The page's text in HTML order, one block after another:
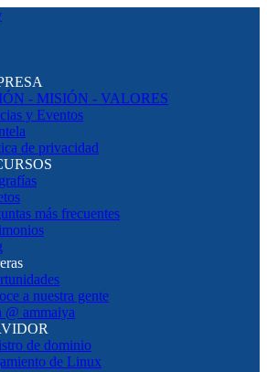
- MISIÓN - VALORES
y Eventos
de privacidad
más frecuentes
a nuestra gente
@ ammaiya
de dominio
de Linux